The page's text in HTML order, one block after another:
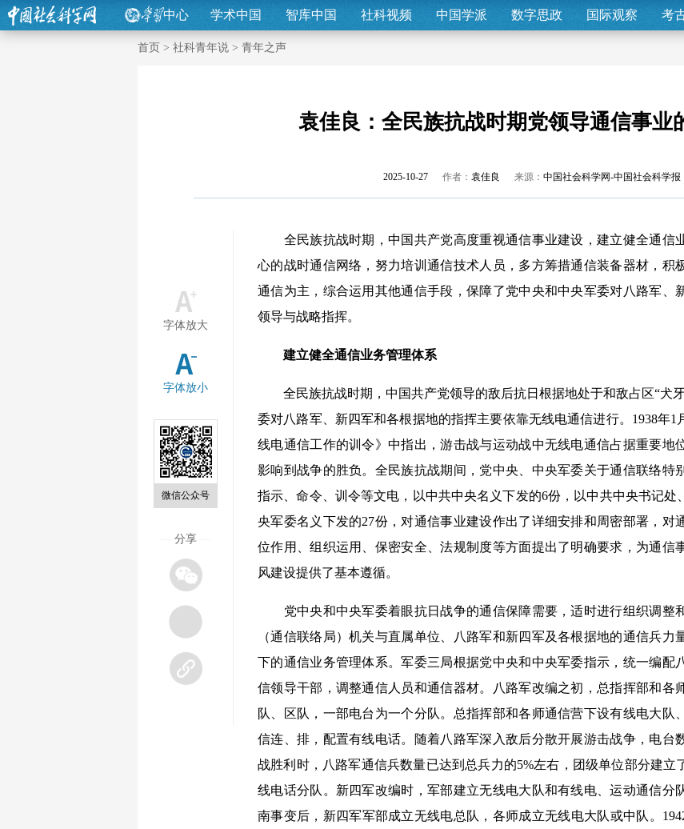
中心 学术中国 智库中国 社科视频 中国学派 数字思政 国际观察 考
首页 > 社科青年说 > 青年之声
袁佳良：全民族抗战时期党领导通信事业
2025-10-27 作者： 袁佳良 来源： 中国社会科学网-中国社会科学报
字体放大
字体放小
微信公众号
分享
全民族抗战时期，中国共产党高度重视通信事业建设，建立健全通信
心的战时通信网络，努力培训通信技术人员，多方筹措通信装备器材，积
通信为主，综合运用其他通信手段，保障了党中央和中央军委对八路军、
领导与战略指挥。
建立健全通信业务管理体系
全民族抗战时期，中国共产党领导的敌后抗日根据地处于和敌占区“犬
委对八路军、新四军和各根据地的指挥主要依靠无线电通信进行。1938年1
线电通信工作的训令》中指出，游击战与运动战中无线电通信占据重要地
影响到战争的胜负。全民族抗战期间，党中央、中央军委关于通信联络特
指示、命令、训令等文电，以中共中央名义下发的6份，以中共中央书记处
央军委名义下发的27份，对通信事业建设作出了详细安排和周密部署，对
位作用、组织运用、保密安全、法规制度等方面提出了明确要求，为通信
风建设提供了基本遵循。
党中央和中央军委着眼抗日战争的通信保障需要，适时进行组织调整
（通信联络局）机关与直属单位、八路军和新四军及各根据地的通信兵力
下的通信业务管理体系。军委三局根据党中央和中央军委指示，统一编配
信领导干部，调整通信人员和通信器材。八路军改编之初，总指挥部和各
队、区队，一部电台为一个分队。总指挥部和各师通信营下设有线电大队
信连、排，配置有线电话。随着八路军深入敌后分散开展游击战争，电台
战胜利时，八路军通信兵数量已达到总兵力的5%左右，团级单位部分建立
线电话分队。新四军改编时，军部建立无线电大队和有线电、运动通信分
南事变后，新四军军部成立无线电总队，各师成立无线电大队或中队。